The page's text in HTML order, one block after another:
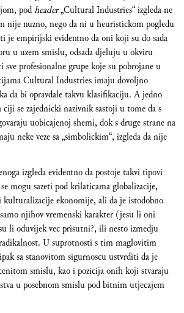
podheader„Cultural Industries“ izgleda ne
nije nuzno, nego da ni u heuristickom pogledu
je empirijski evidentno da oni koji su do sada
u uzem smislu, odsada djeluju u okviru
profesionalne grupe koje su pobrojane u
Cultural Industries imaju dovoljno
da bi opravdale takvu klasifikaciju. A jedno
ciji se zajednicki nazivnik sastoji u tome da s
uobicajenoj shemi, dok s druge strane na
neke veze sa „simbolickim“, izgleda da nije
izgleda evidentno da postoje takvi tipovi
mogu sazeti pod krilaticama globalizacije,
ekonomije, ali da je istodobno
njihov vremenski karakter (jesu li oni
li oduvijek vec prisutni?, ili nesto izmedju
U suprotnosti s tim maglovitim
sa stanovitom sigurnoscu ustvrditi da je
smislu, kao i pozicija onih koji stvaraju
u posebnom smislu pod bitnim utjecajem